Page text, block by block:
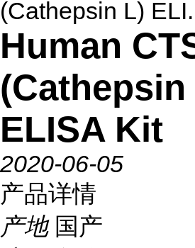
(Cathepsin L)
Human
(Cathepsin
ELISA Kit
2020-06-05
产品详情
产地 国产